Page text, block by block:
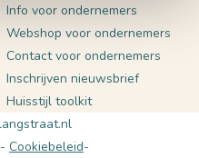
Info voor ondernemers
Webshop voor ondernemers
Contact voor ondernemers
Inschrijven nieuwsbrief
Huisstijl toolkit
Cookiebeleid